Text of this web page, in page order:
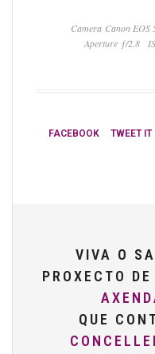
Camera Canon EOS
Aperture ƒ/2.8
FACEBOOK TWEET IT
VIVA O
PROXECTO DE
QUE